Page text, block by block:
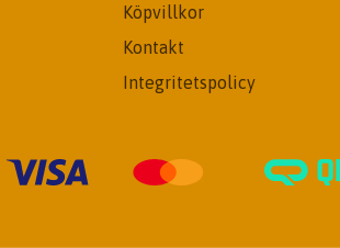
Köpvillkor
Kontakt
Integritetspolicy